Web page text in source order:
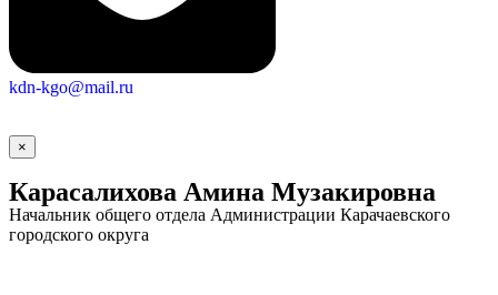
kdn-kgo@mail.ru
×
Карасалихова Амина Музакировна
Начальник общего отдела Администрации Карачаевского
городского округа